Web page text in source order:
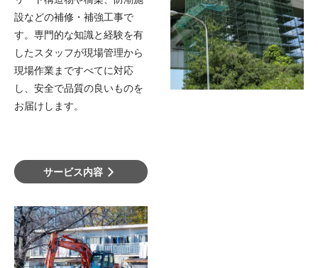
設などの補修・補強工事で
す。専門的な知識と経験を有
したスタッフが現場管理から
現場作業まですべてに対応
し、安全で品質の良いものを
お届けします。
サービス内容